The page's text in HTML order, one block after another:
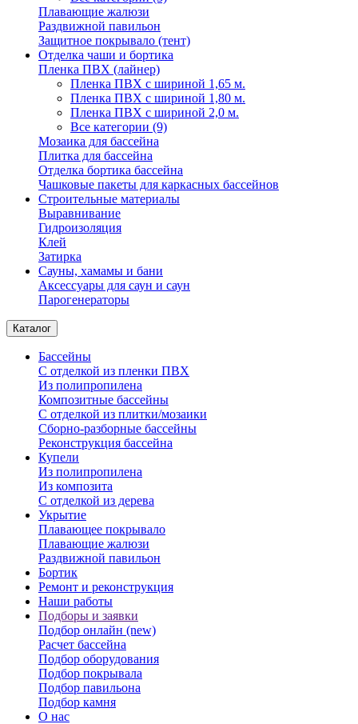
Плавающие жалюзи
Раздвижной павильон
Защитное покрывало (тент)
Отделка чаши и бортика
Пленка ПВХ (лайнер)
Пленка ПВХ с шириной 1,65 м.
Пленка ПВХ с шириной 1,80 м.
Пленка ПВХ с шириной 2,0 м.
Все категории (9)
Мозаика для бассейна
Плитка для бассейна
Отделка бортика бассейна
Чашковые пакеты для каркасных бассейнов
Строительные материалы
Выравнивание
Гидроизоляция
Клей
Затирка
Сауны, хамамы и бани
Аксессуары для саун и саун
Парогенераторы
Каталог
Бассейны
С отделкой из пленки ПВХ
Из полипропилена
Композитные бассейны
С отделкой из плитки/мозаики
Сборно-разборные бассейны
Реконструкция бассейна
Купели
Из полипропилена
Из композита
С отделкой из дерева
Укрытие
Плавающее покрывало
Плавающие жалюзи
Раздвижной павильон
Бортик
Ремонт и реконструкция
Наши работы
Подборы и заявки
Подбор онлайн (new)
Расчет бассейна
Подбор оборудования
Подбор покрывала
Подбор павильона
Подбор камня
О нас